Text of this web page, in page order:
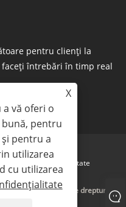
pentru clienți la
faceți întrebări în timp real
Politica de confidențialitate
Co. Ltd. Toate drepturile
X
vă oferi o
pentru
pentru a
utilizarea
cu utilizarea